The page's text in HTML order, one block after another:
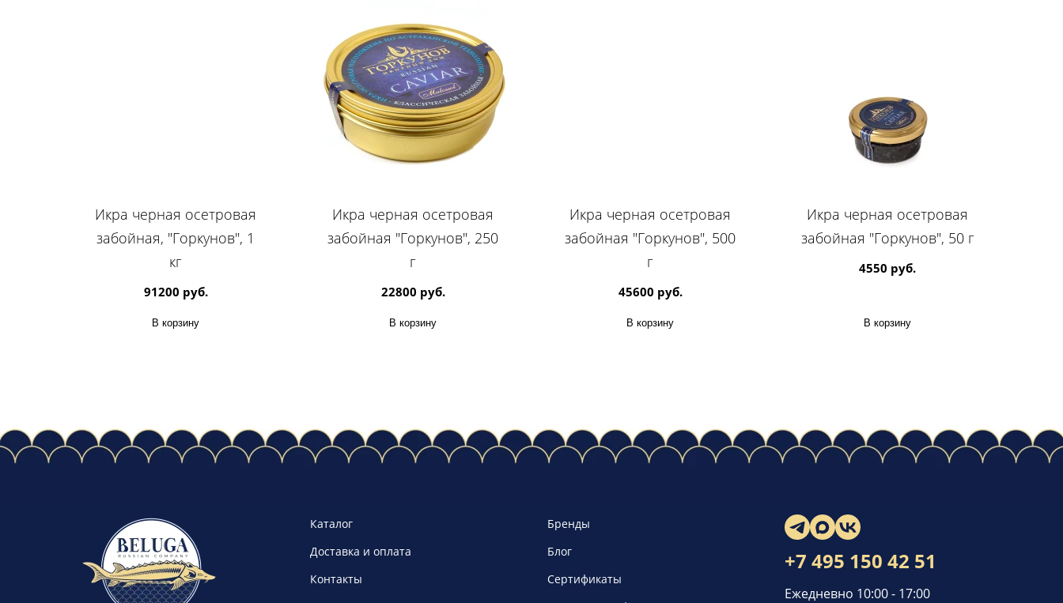
Икра черная осетровая
забойная, "Горкунов", 1
кг
91200 руб.
В корзину
Икра черная осетровая
забойная "Горкунов", 250
г
22800 руб.
В корзину
Икра черная осетровая
забойная "Горкунов", 500
г
45600 руб.
В корзину
Икра черная осетровая
забойная "Горкунов", 50 г
4550 руб.
В корзину
Каталог
Доставка и оплата
Контакты
Бренды
Блог
Сертификаты
+7 495 150 42 51
Ежедневно 10:00 - 17:00